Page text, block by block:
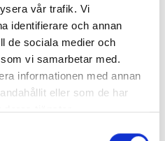
vår trafik. Vi
identifierare och annan
de sociala medier och
vi samarbetar med.
informationen med annan
eller som de har
deras tjänster.